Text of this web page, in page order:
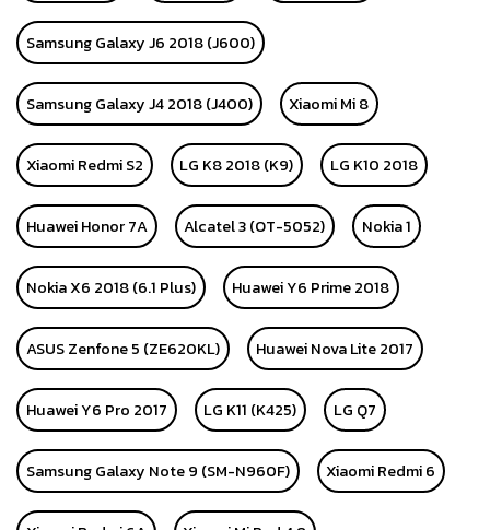
Samsung Galaxy J6 2018 (J600)
Samsung Galaxy J4 2018 (J400) Xiaomi Mi 8
Xiaomi Redmi S2 LG K8 2018 (K9) LG K10 2018
Huawei Honor 7A Alcatel 3 (OT-5052) Nokia 1
Nokia X6 2018 (6.1 Plus) Huawei Y6 Prime 2018
ASUS Zenfone 5 (ZE620KL) Huawei Nova Lite 2017
Huawei Y6 Pro 2017 LG K11 (K425) LG Q7
Samsung Galaxy Note 9 (SM-N960F) Xiaomi Redmi 6